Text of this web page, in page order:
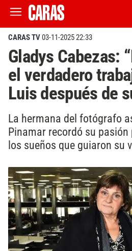
CARAS TV03-11-2025 22:33
Gladys Cabezas:
el verdadero
Luis después de
La hermana del fotógrafo
Pinamar recordó su
los sueños que guiaron su